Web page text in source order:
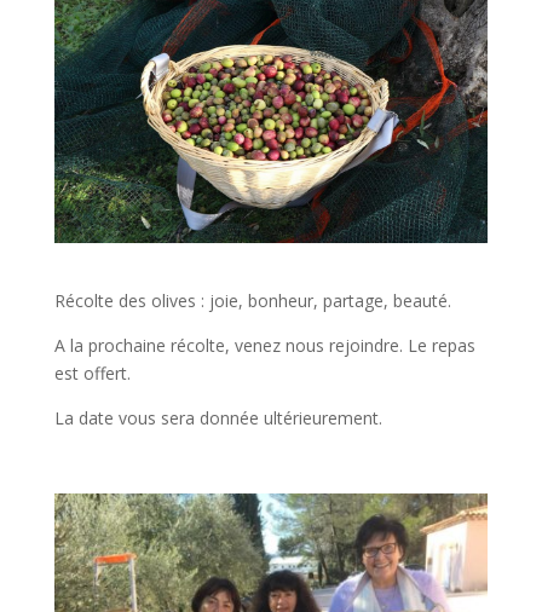
Récolte des olives : joie, bonheur, partage, beauté.
A la prochaine récolte, venez nous rejoindre. Le repas
est offert.
La date vous sera donnée ultérieurement.